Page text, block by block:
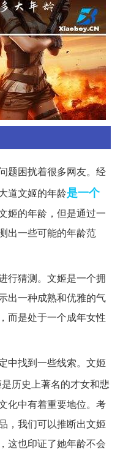
题困扰着很多网友。经
道文姬的年龄是一个
姬的年龄，但是通过一
出一些可能的年龄范
行猜测。文姬是一个拥
出一种成熟和优雅的气
而是处于一个成年女性
中找到一些线索。文姬
历史上著名的才女和悲
化中有着重要地位。考
，我们可以推断出文姬
这也印证了她年龄不会